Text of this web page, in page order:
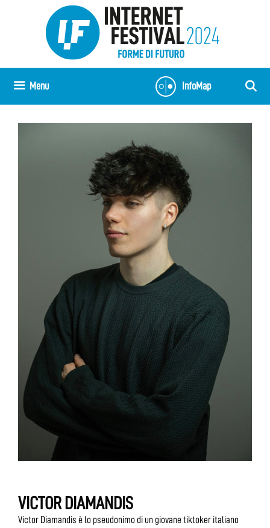
InfoMap
Menu
VICTOR DIAMANDIS
Victor Diamandis è lo pseudonimo di un giovane tiktoker italiano